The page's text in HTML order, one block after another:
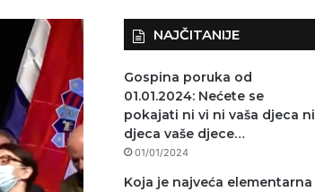
NAJČITANIJE
Gospina poruka od
01.01.2024: Nećete se
pokajati ni vi ni vaša djeca ni
djeca vaše djece…
01/01/2024
Koja je najveća elementarna